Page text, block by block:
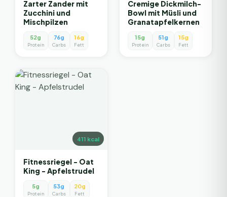
Zarter Zander mit
Zucchini und
Mischpilzen
52g
Protein
76g
Carbs
16g
Fett
Cremige Dickmilch-
Bowl mit Müsli und
Granatapfelkernen
15g
Protein
51g
Carbs
15g
Fett
411 kcal
Fitnessriegel - Oat
King - Apfelstrudel
5g
Protein
53g
Carbs
20g
Fett